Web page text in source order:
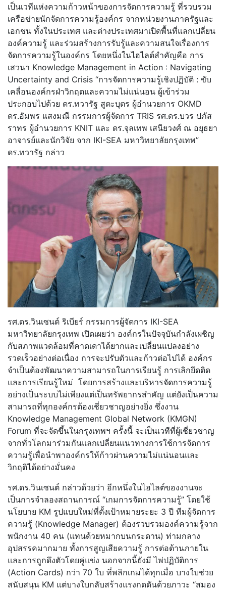
เป็นเวทีแห่งความก้าวหน้าของการจัดการความรู้ ที่รวบรวม
เครือข่ายนักจัดการความรู้องค์กร จากหน่วยงานภาครัฐและ
เอกชน ทั้งในประเทศ และต่างประเทศมาเปิดพื้นที่แลกเปลี่ยน
องค์ความรู้ และร่วมสร้างการรับรู้และความสนใจเรื่องการ
จัดการความรู้ในองค์กร โดยหนึ่งในไฮไลต์สำคัญคือ การ
เสวนา Knowledge Management in Action : Navigating
Uncertainty and Crisis “การจัดการความรู้เชิงปฏิบัติ : ขับ
เคลื่อนองค์กรฝ่าวิกฤตและความไม่แน่นอน ผู้เข้าร่วม
ประกอบไปด้วย ดร.ทวารัฐ สูตะบุตร ผู้อำนวยการ OKMD
ดร.อัมพร แสงมณี กรรมการผู้จัดการ TRIS รศ.ดร.บวร ปภัส
ราทร ผู้อำนวยการ KNIT และ ดร.จุลเทพ เสนียวงศ์ ณ อยุธยา
อาจารย์และนักวิจัย จาก IKI-SEA มหาวิทยาลัยกรุงเทพ”
ดร.ทวารัฐ กล่าว
รศ.ดร.วินเซนต์ ริเบียร์ กรรมการผู้จัดการ IKI-SEA
มหาวิทยาลัยกรุงเทพ เปิดเผยว่า องค์กรในปัจจุบันกำลังเผชิญ
กับสภาพแวดล้อมที่คาดเดาได้ยากและเปลี่ยนแปลงอย่าง
รวดเร็วอย่างต่อเนื่อง การจะปรับตัวและก้าวต่อไปได้ องค์กร
จำเป็นต้องพัฒนาความสามารถในการเรียนรู้ การเลิกยึดติด
และการเรียนรู้ใหม่ โดยการสร้างและบริหารจัดการความรู้
อย่างเป็นระบบไม่เพียงแต่เป็นทรัพยากรสำคัญ แต่ยังเป็นความ
สามารถที่ทุกองค์กรต้องเชี่ยวชาญอย่างยิ่ง ซึ่งงาน
Knowledge Management Global Network (KMGN)
Forum ที่จะจัดขึ้นในกรุงเทพฯ ครั้งนี้ จะเป็นเวทีที่ผู้เชี่ยวชาญ
จากทั่วโลกมาร่วมกันแลกเปลี่ยนแนวทางการใช้การจัดการ
ความรู้เพื่อนำพาองค์กรให้ก้าวผ่านความไม่แน่นอนและ
วิกฤติได้อย่างมั่นคง
รศ.ดร.วินเซนต์ กล่าวด้วยว่า อีกหนึ่งในไฮไลต์ของงานจะ
เป็นการจำลองสถานการณ์ “เกมการจัดการความรู้” โดยใช้
นโยบาย KM รูปแบบใหม่ที่ตั้งเป้าหมายระยะ 3 ปี ทีมผู้จัดการ
ความรู้ (Knowledge Manager) ต้องรวบรวมองค์ความรู้จาก
พนักงาน 40 คน (แทนด้วยหมากบนกระดาน) ท่ามกลาง
อุปสรรคมากมาย ทั้งการสูญเสียความรู้ การต่อต้านภายใน
และการถูกดึงตัวโดยคู่แข่ง นอกจากนี้ยังมี ไพ่ปฏิบัติการ
(Action Cards) กว่า 70 ใบ ที่พลิกเกมได้ทุกเมื่อ บางใบช่วย
สนับสนุน KM แต่บางใบกลับสร้างแรงกดดันด้วยภาวะ “สมอง